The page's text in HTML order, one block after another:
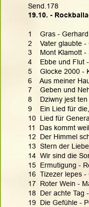
Send.178
19.10. -
1    Gras -
2    Vater glaubte -
3    Mont Klamott -
4    Ebbe und Flut
5    Glocke 2000 -
6    Aus meiner
7    Geben und
8    Dziwny jest
9    Ein Lied für
10  Lied für
11  Das kommt
12  Der Himmel
13  Stern der
14  Wir sind die
15  Ermutigung -
16  Tizezer lepes -
17  Roter Wein -
18  Der achte Tag
19  Die Gefühle -